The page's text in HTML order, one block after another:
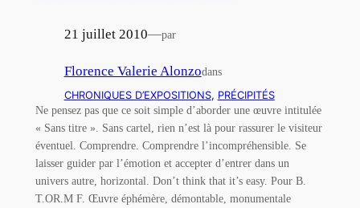
21 juillet 2010—par
Florence Valerie Alonzodans
CHRONIQUES D’EXPOSITIONS, PRÉCIPITÉS
Ne pensez pas que ce soit simple d’aborder une œuvre intitulée
« Sans titre ». Sans cartel, rien n’est là pour rassurer le visiteur
éventuel. Comprendre. Comprendre l’incompréhensible. Se
laisser guider par l’émotion et accepter d’entrer dans un
univers autre, horizontal. Don’t think that it’s easy. Pour B.
T.OR.M F. Œuvre éphémère, démontable, monumentale